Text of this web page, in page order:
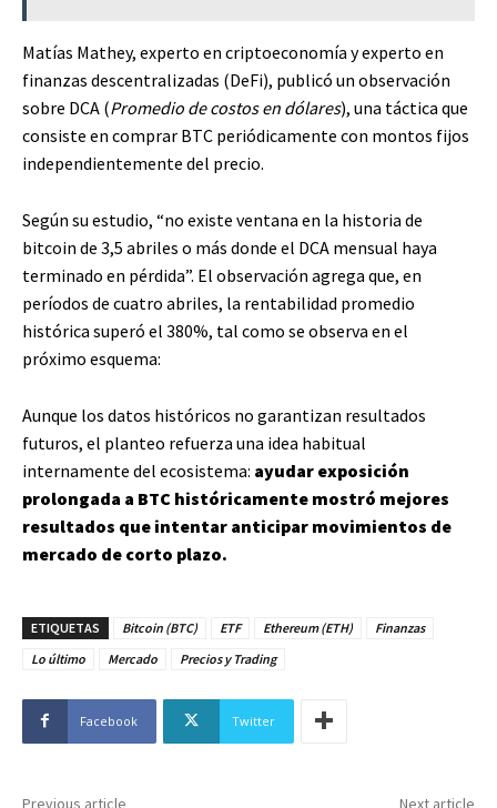
Matías Mathey, experto en criptoeconomía y experto en
finanzas descentralizadas (DeFi), publicó un observación
sobre DCA (Promedio de costos en dólares), una táctica que
consiste en comprar BTC periódicamente con montos fijos
independientemente del precio.
Según su estudio, “no existe ventana en la historia de
bitcoin de 3,5 abriles o más donde el DCA mensual haya
terminado en pérdida”. El observación agrega que, en
períodos de cuatro abriles, la rentabilidad promedio
histórica superó el 380%, tal como se observa en el
próximo esquema:
Aunque los datos históricos no garantizan resultados
futuros, el planteo refuerza una idea habitual
internamente del ecosistema: ayudar exposición
prolongada a BTC históricamente mostró mejores
resultados que intentar anticipar movimientos de
mercado de corto plazo.
ETIQUETAS Bitcoin (BTC) ETF Ethereum (ETH)
Finanzas
Lo último
Mercado Precios y Trading
Facebook Twitter
Previous article Next article